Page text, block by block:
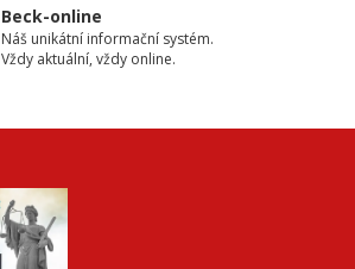
Beck-online
Náš unikátní informační systém.
Vždy aktuální, vždy online.